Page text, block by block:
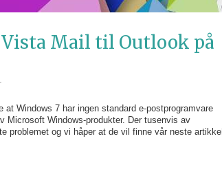
Mail til Outlook på
Windows 7 har ingen standard e-postprogramvare
Microsoft Windows-produkter. Der tusenvis av
problemet og vi håper at de vil finne vår neste artikkel